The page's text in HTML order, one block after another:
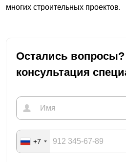
многих строительных проектов.
Остались вопросы?
консультация
+7